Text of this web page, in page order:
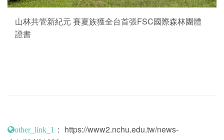
山林共管新紀元 賽夏族獲全台首張FSC國際森林團體
證書
other_link_1 ： https://www2.nchu.edu.tw/news-